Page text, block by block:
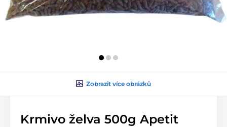
Zobrazit více obrázků
Krmivo želva 500g Apetit